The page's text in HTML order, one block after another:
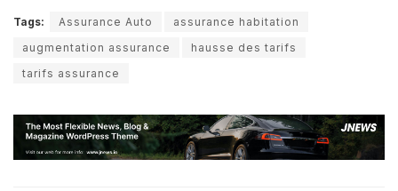
Tags: Assurance Auto
assurance habitation
augmentation assurance
hausse des tarifs
tarifs assurance